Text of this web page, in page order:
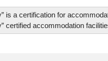
” is a certification for
certified accommodation